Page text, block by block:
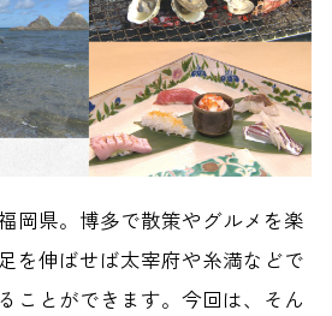
岡県。博多で散策やグルメを楽
を伸ばせば太宰府や糸満などで
ことができます。今回は、そん